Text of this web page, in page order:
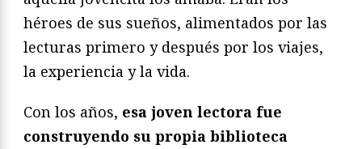
héroes de sus sueños, alimentados por las
lecturas primero y después por los viajes,
la experiencia y la vida.
Con los años, esa joven lectora fue
construyendo su propia biblioteca